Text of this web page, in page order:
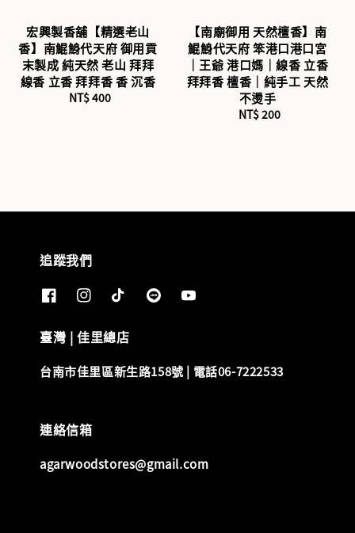
宏興製香舖【精選老山
香】南鯤鯓代天府 御用貢
末製成 純天然 老山 拜拜
線香 立香 拜拜香 香 沉香
Regular
NT$ 400
【南廟御用 天然檀香】南
鯤鯓代天府 笨港口港口宮
｜王爺 港口媽｜線香 立香
拜拜香 檀香｜純手工 天然
不燙手
Regular
NT$ 200
追蹤我們
臺灣 | 佳里總店
台南市佳里區新生路158號 | 電話06-7222533
連絡信箱
agarwoodstores@gmail.com